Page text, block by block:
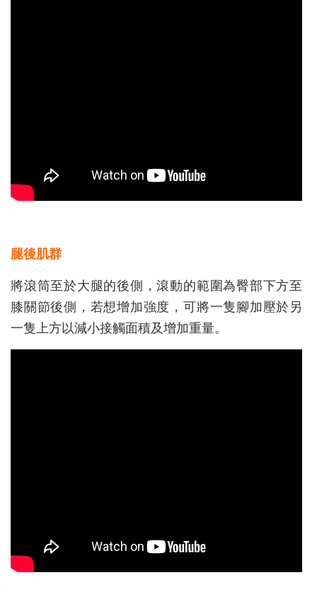
腿後肌群
將滾筒至於大腿的後側，滾動的範圍為臀部下方至
膝關節後側，若想增加強度，可將一隻腳加壓於另
一隻上方以減小接觸面積及增加重量。